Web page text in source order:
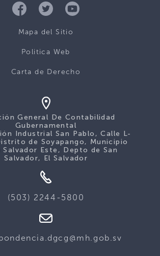
Mapa del Sitio
Politica Web
Carta de Derecho
General De Contabilidad
Gubernamental
Industrial San Pablo, Calle L-
de Soyapango, Municipio
Salvador Este, Depto de San
Salvador, El Salvador
(503) 2244-5800